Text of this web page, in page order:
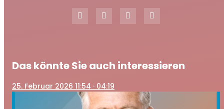
Das könnte Sie auch interessieren
25. Februar 2026 11:54 · 04:19